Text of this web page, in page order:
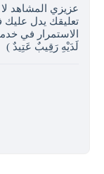
عزيزي المشاهد
تعليقك يدل عليك
الاستمرار في
لَدَيْهِ رَقِيبٌ عَتِيدٌ )